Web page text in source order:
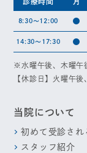
8:30～12:00 ●
14:30～17:30 ●
※水曜午後、木曜午
【休診日】火曜午
当院について
初めて受診され
スタッフ紹介